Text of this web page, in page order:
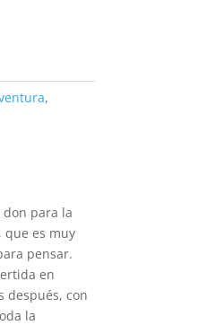
,
para la
que es muy
pensar.
en
después, con
la